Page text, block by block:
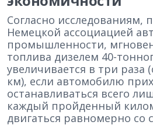
Согласно исследованиям,
Немецкой ассоциацией
промышленности,
топлива дизелем 40-
увеличивается в три раза
км), если автомобилю
останавливаться всего
каждый пройденный
двигаться равномерно со